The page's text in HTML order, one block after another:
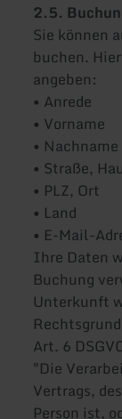
2.5.
Sie können
buchen.
angeben:
• Anrede
• Vorname
• Nachname
• Straße,
• PLZ, Ort
• Land
• E-Mail-
Ihre Daten
Buchung
Unterkunft
Art. 6
"Die
Vertrags,
Person ist,